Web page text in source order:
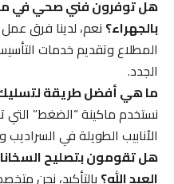
هل توفرون فني صحي في
بالجهراء؟نعم، لدينا فرق عمل
المطلاع وتقديم خدمات التأسيس
الجدد.
ما هي أفضل طريقة لتسليك
نستخدم ماكينة “الضغط” التي
الأنابيب الطويلة في
هل تقومون بتصليح
العبد الله؟بالتأكيد، نحن